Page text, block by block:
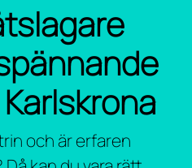
och är erfaren